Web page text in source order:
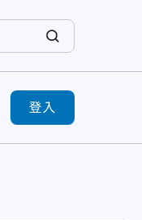
登入